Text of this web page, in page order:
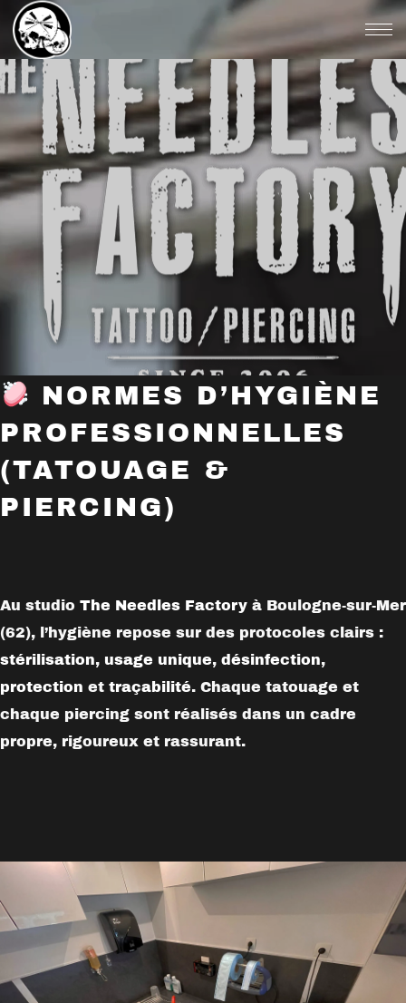
NORMES D’HYGIÈNE
PROFESSIONNELLES
(TATOUAGE &
PIERCING)
Au studio The Needles Factory à Boulogne-sur-Mer
(62), l’hygiène repose sur des protocoles clairs :
stérilisation, usage unique, désinfection,
protection et traçabilité. Chaque tatouage et
chaque piercing sont réalisés dans un cadre
propre, rigoureux et rassurant.